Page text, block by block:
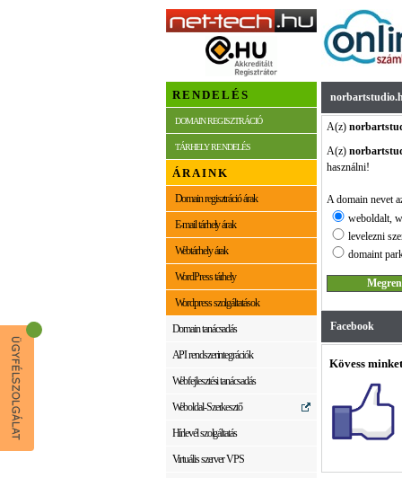
RENDELÉS
DOMAIN REGISZTRÁCIÓ
TÁRHELY RENDELÉS
ÁRAINK
Domain regisztráció árak
E-mail tárhely árak
Webtárhely árak
WordPress tárhely
Wordpress szolgáltatások
Domain tanácsadás
API rendszerintegrációk
Webfejlesztési tanácsadás
Weboldal-Szerkesztő
Hírlevél szolgáltatás
Virtuális szerver VPS
A(z)
A(z)
használni!
A domain nevet
weboldalt,
levelezni
domaint
Facebook
Kövess